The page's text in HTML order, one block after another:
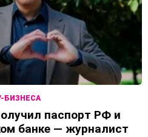
БИЗНЕСА
паспорт РФ и
банке — журналист